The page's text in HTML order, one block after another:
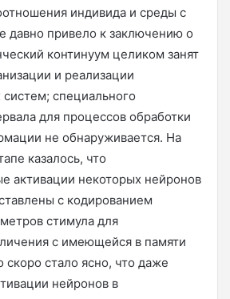
индивида и среды с
давно привело к заключению о
континуум целиком занят
и реализации
специального
для процессов обработки
не обнаруживается. На
казалось, что
активации некоторых нейронов
с кодированием
стимула для
с имеющейся в памяти
стало ясно, что даже
нейронов в